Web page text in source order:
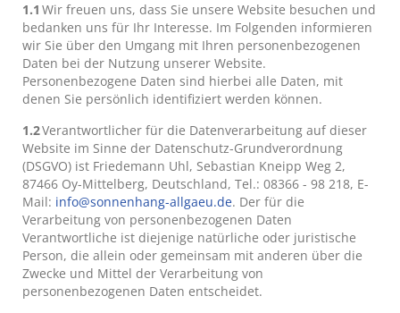
1.1 Wir freuen uns, dass Sie unsere Website besuchen und
bedanken uns für Ihr Interesse. Im Folgenden informieren
wir Sie über den Umgang mit Ihren personenbezogenen
Daten bei der Nutzung unserer Website.
Personenbezogene Daten sind hierbei alle Daten, mit
denen Sie persönlich identifiziert werden können.
1.2Verantwortlicher für die Datenverarbeitung auf dieser
Website im Sinne der Datenschutz-Grundverordnung
(DSGVO) ist Friedemann Uhl, Sebastian Kneipp Weg 2,
87466 Oy-Mittelberg, Deutschland, Tel.: 08366 - 98 218, E-
Mail: info@sonnenhang-allgaeu.de. Der für die
Verarbeitung von personenbezogenen Daten
Verantwortliche ist diejenige natürliche oder juristische
Person, die allein oder gemeinsam mit anderen über die
Zwecke und Mittel der Verarbeitung von
personenbezogenen Daten entscheidet.